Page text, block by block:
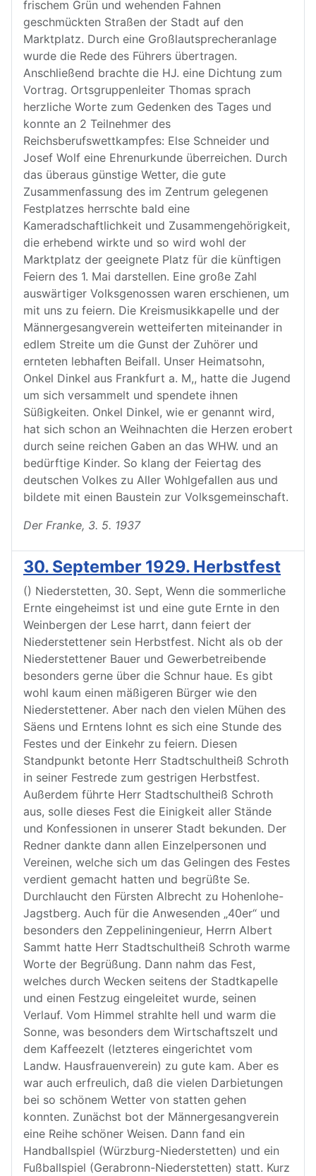
frischem Grün und wehenden Fahnen
geschmückten Straßen der Stadt auf den
Marktplatz. Durch eine Großlautsprecheranlage
wurde die Rede des Führers übertragen.
Anschließend brachte die HJ. eine Dichtung zum
Vortrag. Ortsgruppenleiter Thomas sprach
herzliche Worte zum Gedenken des Tages und
konnte an 2 Teilnehmer des
Reichsberufswettkampfes: Else Schneider und
Josef Wolf eine Ehrenurkunde überreichen. Durch
das überaus günstige Wetter, die gute
Zusammenfassung des im Zentrum gelegenen
Festplatzes herrschte bald eine
Kameradschaftlichkeit und Zusammengehörigkeit,
die erhebend wirkte und so wird wohl der
Marktplatz der geeignete Platz für die künftigen
Feiern des 1. Mai darstellen. Eine große Zahl
auswärtiger Volksgenossen waren erschienen, um
mit uns zu feiern. Die Kreismusikkapelle und der
Männergesangverein wetteiferten miteinander in
edlem Streite um die Gunst der Zuhörer und
ernteten lebhaften Beifall. Unser Heimatsohn,
Onkel Dinkel aus Frankfurt a. M,, hatte die Jugend
um sich versammelt und spendete ihnen
Süßigkeiten. Onkel Dinkel, wie er genannt wird,
hat sich schon an Weihnachten die Herzen erobert
durch seine reichen Gaben an das WHW. und an
bedürftige Kinder. So klang der Feiertag des
deutschen Volkes zu Aller Wohlgefallen aus und
bildete mit einen Baustein zur Volksgemeinschaft.
Der Franke, 3. 5. 1937
30. September 1929. Herbstfest
() Niederstetten, 30. Sept, Wenn die sommerliche
Ernte eingeheimst ist und eine gute Ernte in den
Weinbergen der Lese harrt, dann feiert der
Niederstettener sein Herbstfest. Nicht als ob der
Niederstettener Bauer und Gewerbetreibende
besonders gerne über die Schnur haue. Es gibt
wohl kaum einen mäßigeren Bürger wie den
Niederstettener. Aber nach den vielen Mühen des
Säens und Erntens lohnt es sich eine Stunde des
Festes und der Einkehr zu feiern. Diesen
Standpunkt betonte Herr Stadtschultheiß Schroth
in seiner Festrede zum gestrigen Herbstfest.
Außerdem führte Herr Stadtschultheiß Schroth
aus, solle dieses Fest die Einigkeit aller Stände
und Konfessionen in unserer Stadt bekunden. Der
Redner dankte dann allen Einzelpersonen und
Vereinen, welche sich um das Gelingen des Festes
verdient gemacht hatten und begrüßte Se.
Durchlaucht den Fürsten Albrecht zu Hohenlohe-
Jagstberg. Auch für die Anwesenden „40er“ und
besonders den Zeppeliningenieur, Herrn Albert
Sammt hatte Herr Stadtschultheiß Schroth warme
Worte der Begrüßung. Dann nahm das Fest,
welches durch Wecken seitens der Stadtkapelle
und einen Festzug eingeleitet wurde, seinen
Verlauf. Vom Himmel strahlte hell und warm die
Sonne, was besonders dem Wirtschaftszelt und
dem Kaffeezelt (letzteres eingerichtet vom
Landw. Hausfrauenverein) zu gute kam. Aber es
war auch erfreulich, daß die vielen Darbietungen
bei so schönem Wetter von statten gehen
konnten. Zunächst bot der Männergesangverein
eine Reihe schöner Weisen. Dann fand ein
Handballspiel (Würzburg-Niederstetten) und ein
Fußballspiel (Gerabronn-Niederstetten) statt. Kurz